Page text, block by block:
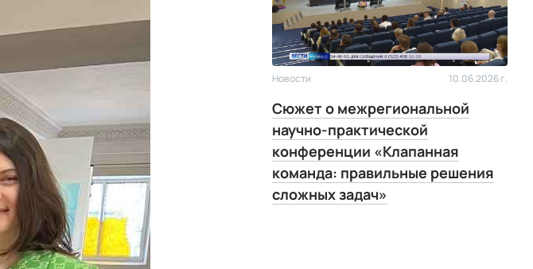
Новости 10.06.2026 г.
Сюжет о межрегиональной
научно-практической
конференции «Клапанная
команда: правильные решения
сложных задач»